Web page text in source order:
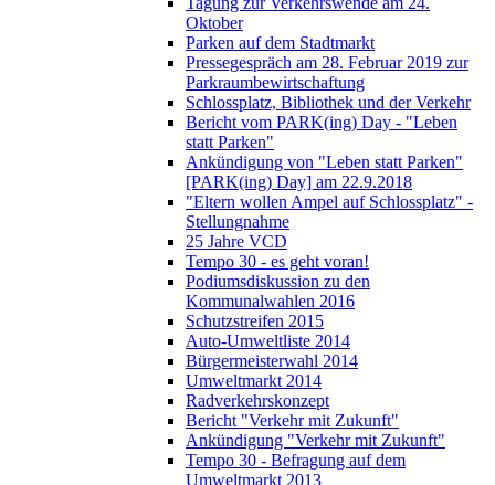
Oktober
Parken auf dem Stadtmarkt
Pressegespräch am 28. Februar 2019 zur
Parkraumbewirtschaftung
Schlossplatz, Bibliothek und der Verkehr
Bericht vom PARK(ing) Day - "Leben
statt Parken"
Ankündigung von "Leben statt Parken"
[PARK(ing) Day] am 22.9.2018
"Eltern wollen Ampel auf Schlossplatz" -
Stellungnahme
25 Jahre VCD
Tempo 30 - es geht voran!
Podiumsdiskussion zu den
Kommunalwahlen 2016
Schutzstreifen 2015
Auto-Umweltliste 2014
Bürgermeisterwahl 2014
Umweltmarkt 2014
Radverkehrskonzept
Bericht "Verkehr mit Zukunft"
Ankündigung "Verkehr mit Zukunft"
Tempo 30 - Befragung auf dem
Umweltmarkt 2013